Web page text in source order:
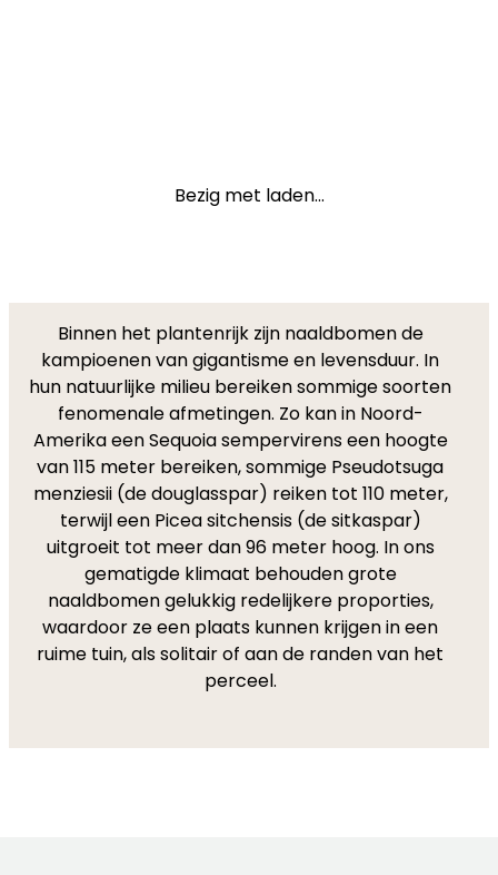
Bezig met laden...
Binnen het plantenrijk zijn naaldbomen de
kampioenen van gigantisme en levensduur. In
hun natuurlijke milieu bereiken sommige soorten
fenomenale afmetingen. Zo kan in Noord-
Amerika een Sequoia sempervirens een hoogte
van 115 meter bereiken, sommige Pseudotsuga
menziesii (de douglasspar) reiken tot 110 meter,
terwijl een Picea sitchensis (de sitkaspar)
uitgroeit tot meer dan 96 meter hoog. In ons
gematigde klimaat behouden grote
naaldbomen gelukkig redelijkere proporties,
waardoor ze een plaats kunnen krijgen in een
ruime tuin, als solitair of aan de randen van het
perceel.